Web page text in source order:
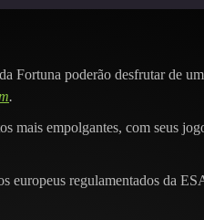
Fortuna poderão desfrutar de
.
mais empolgantes, com seus
europeus regulamentados da